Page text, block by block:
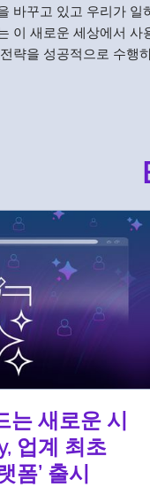
바꾸고 있고 우리가
이 새로운 세상에서
략을 성공적으로 수행
새로운 시
업계 최초
폼’ 출시